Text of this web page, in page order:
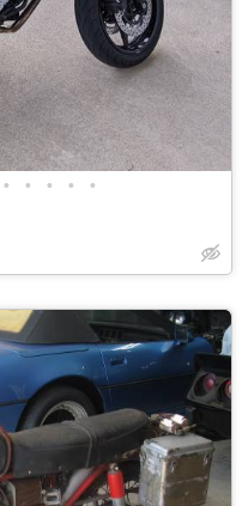
• • • • •